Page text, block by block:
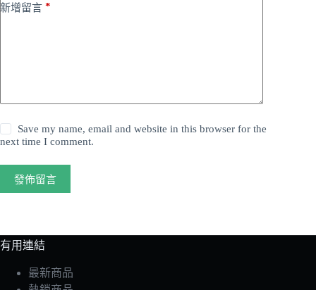
新增留言 *
Save my name, email and website in this browser for the
next time I comment.
發佈留言
有用連結
最新商品